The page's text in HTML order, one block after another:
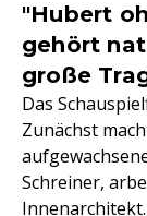
"Hubert
gehört
große
Das
Zunächst
Schreiner,